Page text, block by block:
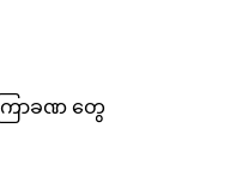
ြာခဏ တွေ